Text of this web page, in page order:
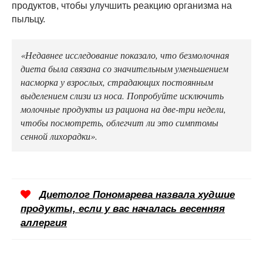
продуктов, чтобы улучшить реакцию организма на
пыльцу.
«Недавнее исследование показало, что безмолочная
диета была связана со значительным уменьшением
насморка у взрослых, страдающих постоянным
выделением слизи из носа. Попробуйте исключить
молочные продукты из рациона на две-три недели,
чтобы посмотреть, облегчит ли это симптомы
сенной лихорадки».
Диетолог Пономарева назвала худшие
продукты, если у вас началась весенняя
аллергия